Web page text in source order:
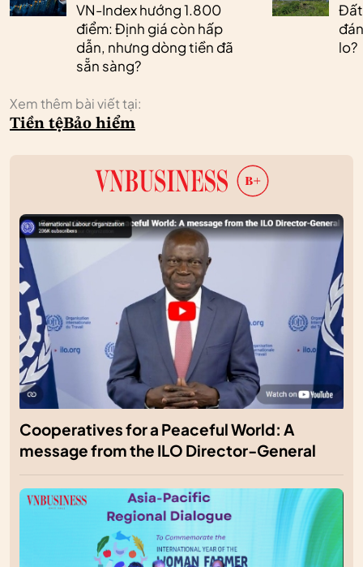
VN-Index hướng 1.800
điểm: Định giá còn hấp
dẫn, nhưng dòng tiền đã
sẵn sàng?
Đất
lo?
Xem thêm bài viết tại:
Tiền tệBảo hiểm
Cooperatives for a Peaceful World: A
message from the ILO Director-General